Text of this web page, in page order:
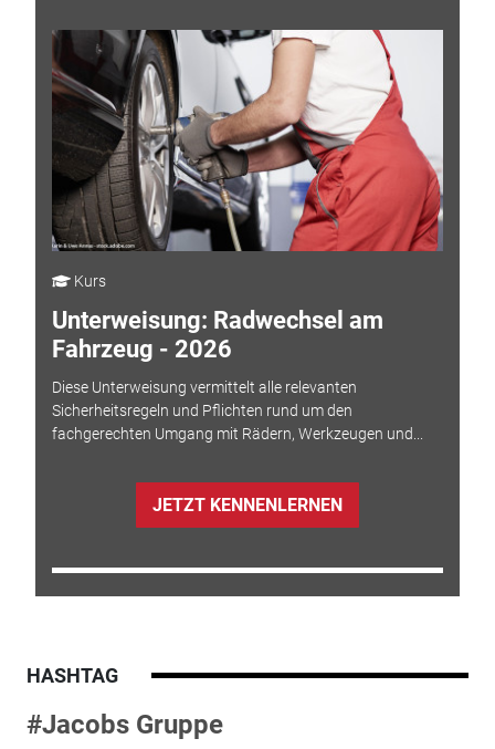
Kurs
Unterweisung: Radwechsel am
Fahrzeug - 2026
Diese Unterweisung vermittelt alle relevanten
Sicherheitsregeln und Pflichten rund um den
fachgerechten Umgang mit Rädern, Werkzeugen und...
JETZT KENNENLERNEN
HASHTAG
#Jacobs Gruppe